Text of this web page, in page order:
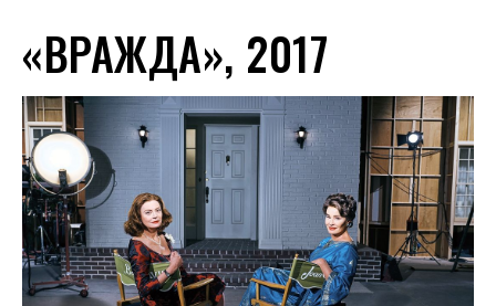
«ВРАЖДА», 2017